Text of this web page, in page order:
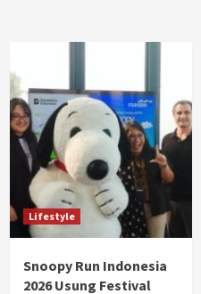
Lifestyle
Snoopy Run Indonesia
2026 Usung Festival